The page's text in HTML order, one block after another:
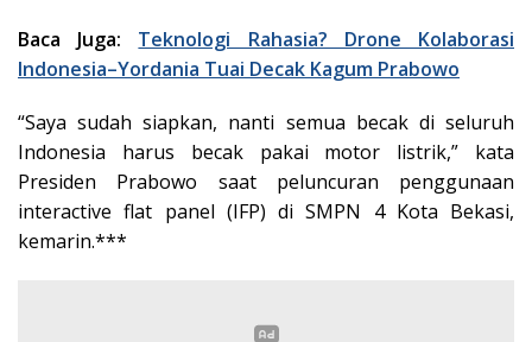
Baca Juga: Teknologi Rahasia? Drone Kolaborasi
Indonesia–Yordania Tuai Decak Kagum Prabowo
“Saya sudah siapkan, nanti semua becak di seluruh
Indonesia harus becak pakai motor listrik,” kata
Presiden Prabowo saat peluncuran penggunaan
interactive flat panel (IFP) di SMPN 4 Kota Bekasi,
kemarin.***